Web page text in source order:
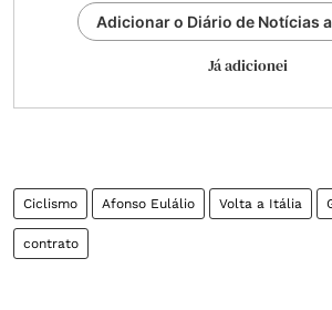
Adicionar o Diário de Notícias
Já adicionei
Ciclismo Afonso Eulálio Volta a Itália
contrato